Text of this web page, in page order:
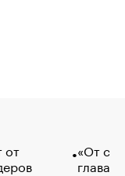
от
«От
глава